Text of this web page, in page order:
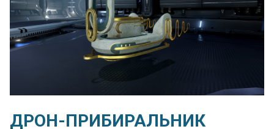
ДРОН-ПРИБИРАЛЬНИК